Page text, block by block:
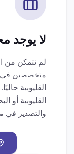
لا يوجد
لم نتمكن من
متخصصين في
القليوبية
القليوبية أو
والتصدير في